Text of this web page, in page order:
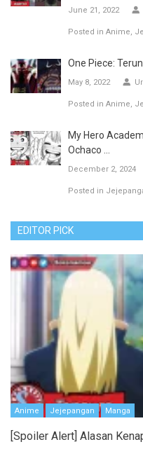
June 21, 2022
Posted in Anime
One Piece:
May 8, 2022
Posted in Anime
My Hero
Ochaco ...
December 2, 2024
Posted in
EDITOR PICK
Anime Jejepangan Manga
[Spoiler Alert] Alasan